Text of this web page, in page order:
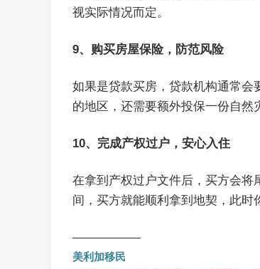
视实际情况而定。
9、购买房屋保险，防范风险
如果是贷款买房，贷款机构通常
的地区，还需要额外投保一份自然
10、完成产权过户，安心入住
在拿到产权过户文件后，买方会
间，买方就能顺利拿到地契，此时
——————
美利加移民